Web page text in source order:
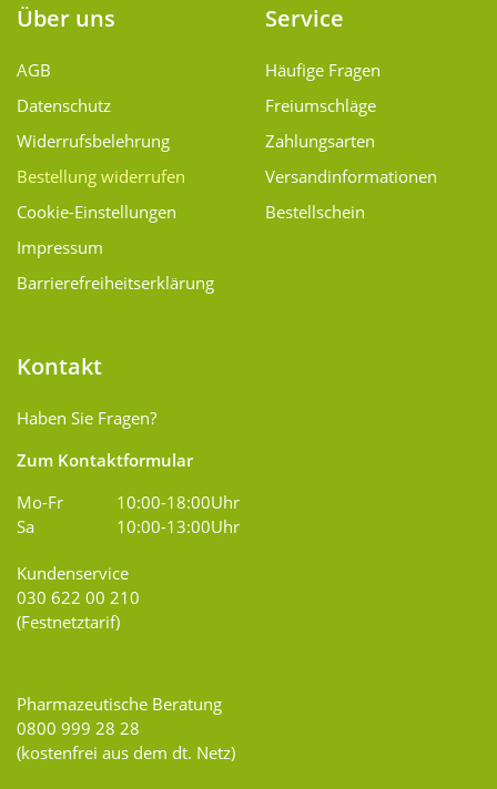
Über uns
AGB
Datenschutz
Widerrufsbelehrung
Bestellung widerrufen
Cookie-Einstellungen
Impressum
Barrierefreiheitserklärung
Service
Häufige Fragen
Freiumschläge
Zahlungsarten
Versand­informationen
Bestellschein
Kontakt
Haben Sie Fragen?
Zum Kontaktformular
Mo-Fr
10:00-18:00Uhr
Sa
10:00-13:00Uhr
Kundenservice
030 622 00 210
(Festnetztarif)
Pharmazeutische Beratung
0800 999 28 28
(kostenfrei aus dem dt. Netz)